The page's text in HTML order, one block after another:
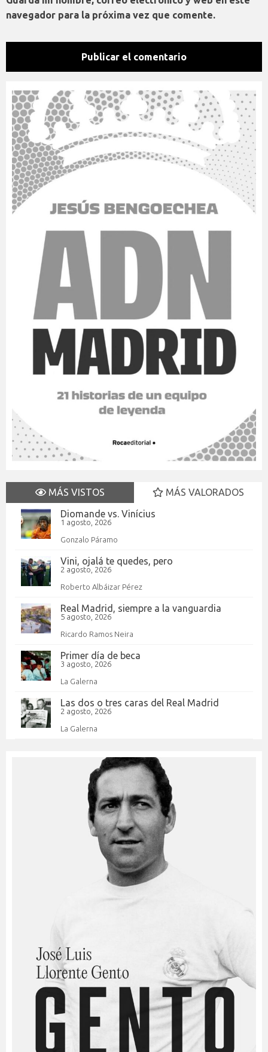
navegador para la próxima vez que comente.
MÁS VISTOS
MÁS VALORADOS
Diomande vs. Vinícius
1 agosto, 2026
Gonzalo Páramo
Vini, ojalá te quedes, pero
2 agosto, 2026
Roberto Albáizar Pérez
Real Madrid, siempre a la vanguardia
5 agosto, 2026
Ricardo Ramos Neira
Primer día de beca
3 agosto, 2026
La Galerna
Las dos o tres caras del Real Madrid
2 agosto, 2026
La Galerna